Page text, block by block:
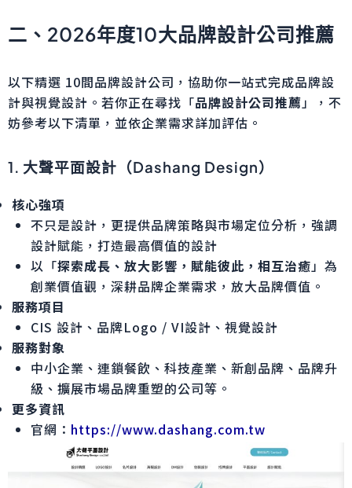
二、2026年度10大品牌設計公司推薦
以下精選 10間品牌設計公司，協助你一站式完成品牌設
計與視覺設計。若你正在尋找「品牌設計公司推薦 」，不
妨參考以下清單，並依企業需求詳加評估。
1. 大聲平面設計（Dashang Design）
核心強項
不只是設計，更提供品牌策略與市場定位分析，強調
設計賦能，打造最高價值的設計
以「探索成長、放大影響，賦能彼此，相互治癒 」為
創業價值觀，深耕品牌企業需求，放大品牌價值。
服務項目
CIS 設計、品牌Logo / VI設計、視覺設計
服務對象
中小企業、連鎖餐飲、科技產業、新創品牌、品牌升
級、擴展市場品牌重塑的公司等。
更多資訊
官網： https://www.dashang.com.tw